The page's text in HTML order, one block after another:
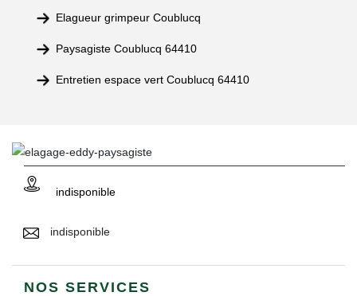
Elagueur grimpeur Coublucq
Paysagiste Coublucq 64410
Entretien espace vert Coublucq 64410
indisponible
indisponible
NOS SERVICES